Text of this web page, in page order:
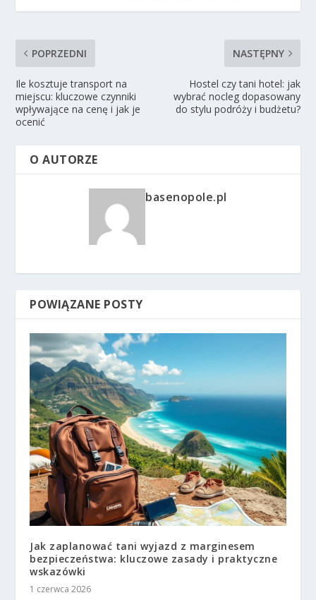
POPRZEDNI
Ile kosztuje transport na
miejscu: kluczowe czynniki
wpływające na cenę i jak je
ocenić
NASTĘPNY
Hostel czy tani hotel: jak
wybrać nocleg dopasowany
do stylu podróży i budżetu?
O AUTORZE
basenopole.pl
POWIĄZANE POSTY
Jak zaplanować tani wyjazd z marginesem
bezpieczeństwa: kluczowe zasady i praktyczne
wskazówki
1 czerwca 2026